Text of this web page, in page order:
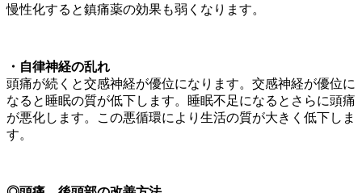
慢性化すると鎮痛薬の効果も弱くなります。
・自律神経の乱れ
頭痛が続くと交感神経が優位になります。交感神経が優位に
なると睡眠の質が低下します。睡眠不足になるとさらに頭痛
が悪化します。この悪循環により生活の質が大きく低下しま
す。